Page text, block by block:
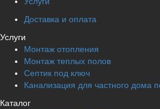
Доставка и оплата
Услуги
Монтаж отопления
Монтаж теплых полов
Септик под ключ
Канализация для частного дома
Каталог